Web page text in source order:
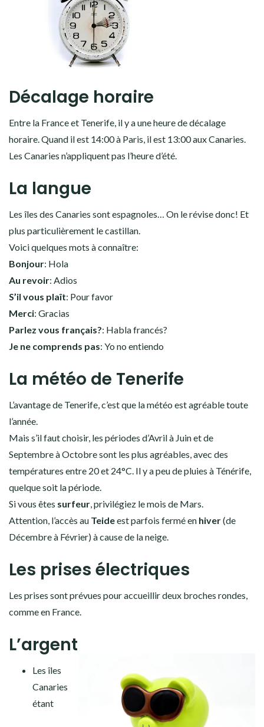
Décalage horaire
Entre la France et Tenerife, il y a une heure de décalage
horaire. Quand il est 14:00 à Paris, il est 13:00 aux Canaries.
Les Canaries n’appliquent pas l’heure d’été.
La langue
Les îles des Canaries sont espagnoles… On le révise donc! Et
plus particulièrement le castillan.
Voici quelques mots à connaître:
Bonjour: Hola
Au revoir: Adios
S’il vous plaît: Pour favor
Merci: Gracias
Parlez vous français?: Habla francés?
Je ne comprends pas: Yo no entiendo
La météo de Tenerife
L’avantage de Tenerife, c’est que la météo est agréable toute
l’année.
Mais s’il faut choisir, les périodes d’Avril à Juin et de
Septembre à Octobre sont les plus agréables, avec des
températures entre 20 et 24°C. Il y a peu de pluies à Ténérife,
quelque soit la période.
Si vous êtes surfeur, privilégiez le mois de Mars.
Attention, l’accès au Teideest parfois fermé en hiver(de
Décembre à Février) à cause de la neige.
Les prises électriques
Les prises sont prévues pour accueillir deux broches rondes,
comme en France.
L’argent
Les îles
Canaries
étant